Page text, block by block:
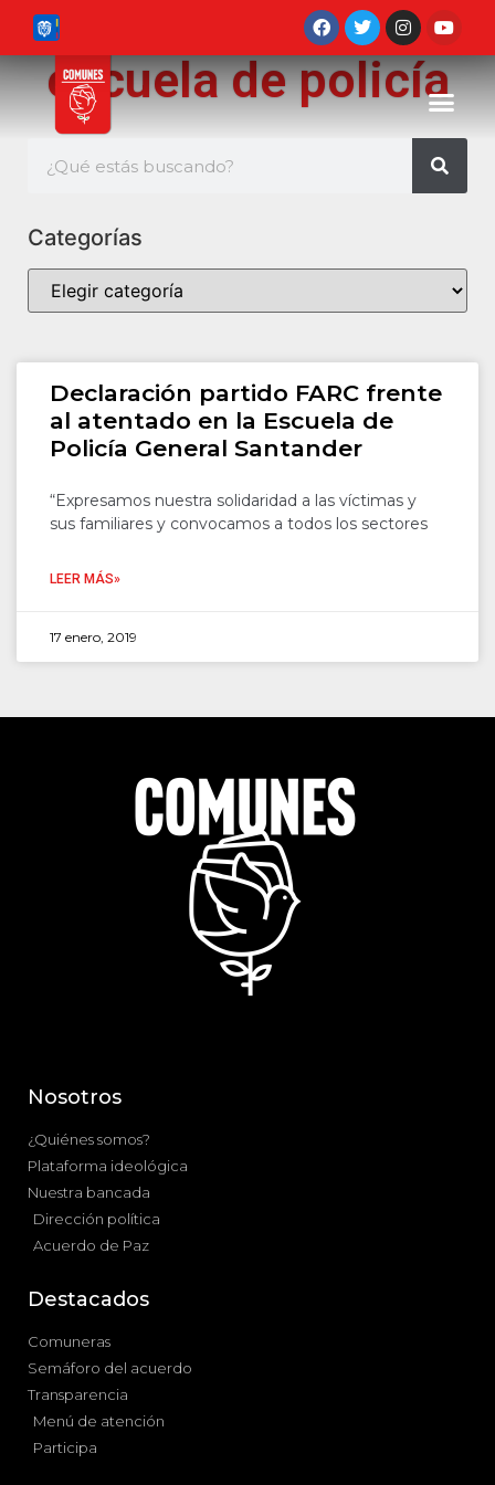
escuela de policía
Categorías
Declaración partido FARC frente
al atentado en la Escuela de
Policía General Santander
“Expresamos nuestra solidaridad a las víctimas y
sus familiares y convocamos a todos los sectores
LEER MÁS»
17 enero, 2019
Nosotros
¿Quiénes somos?
Plataforma ideológica
Nuestra bancada
Dirección política
Acuerdo de Paz
Destacados
Comuneras
Semáforo del acuerdo
Transparencia
Menú de atención
Participa